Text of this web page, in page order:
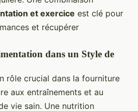
et exercice est clé pour
et récupérer
dans un Style de
rôle crucial dans la fourniture
aux entraînements et au
vie sain. Une nutrition